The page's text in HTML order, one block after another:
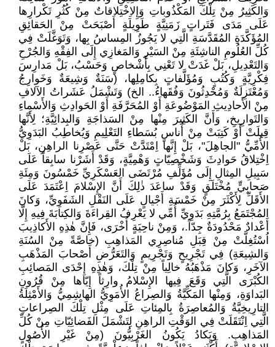
وَالكَثِيرُ مِنْ تِلْكَ المَكْذُوباتِ وَإِلاِخْتِلاقاتٌ مِنْ كُثُرِ تَكْرارِها
عَلَى مَدَى فَتَراتٍ زَمَنِيَّةٍ طَوِيلَةٍ أَصْبَحَتْ مِنْ الحَقائِقِ
المُؤَكَّدَةِ المُقَدَّسَةِ الَّتِي لا يَجُوزُ المِساسُ بِها، وَتَوَغَّلَتْ فِي
كُلِّ العُلُومِ الناشِئَةِ مِنْ السَيْرِ وَالمَغازِي إِلَى الفِقْهِ وَالجُرْحِ
وَالتَعْدِيلِ، بَلْ غَدَتْ لا تَعْنِي بِأَشْخاصٍ وَحَسْبُ، بَلْ مَدارِسَ
فِكْرِيَّةٍ وَكُتُبٍ وَمُؤَلَّفاتٍ بِكامِلِها، (سَنَةٌ وَشِيعَةٌ وَخَوارِجُ
وَمُعْتَزِلَةٌ وَمُحْدِثُونَ وَفُقَهاءُ.. الخ) وَتَشْمَلُ عَشَراتُ الآلافِ
مِنْ الأَحادِيثِ المَوْضُوعَةِ أَوْ المُحَرَّفَةِ أَوْ الحَوادِثِ وَالأَسْماءِ
وَالتَوارِيخِ، وَأَنَّ الكَثِيرَ مِنْها مِنْ السَذاجَةِ وَالبِدائِيَّةِ؛ لِأَنَّها
قِيلَتْ أَوْ كَتِبَتْ مِنْ أُناسٍ بُسَطاءِ التَعْلِيمِ وَيُخاطِبُ البَدَوِيُّ
الأُمِّيُّ "الجاهِلَ"، بَلْ إِنَّها اِمْتَدَّتْ حَتَّى عَصْرِنا الراهِنِ، بَلْ
اِخْتِلاقُ حَوادِثَ وَشَخْصِيّاتٍ وَهْمِيَّةٍ، وَقَدْ أَشَرْنا سابِقاً عَلَى
سَبِيلِ المِثالِ إِلَى مُؤَلِّفِ مُرْتَضَى العَسْكَرِيِّ خَمْسُونَ وَمِئَةِ
صَحابِيٍّ مُخْتَلَقٍ وَقَدْ ساعَدَ ذٰلِكَ أَنَّ الإِسْلامَ اِعْتَمَدَ عَلَى
الأَقَلِّ لِأَكْثَرَ مِنْ خَمْسَةِ أَجْيالٍ عَلَى النَقْلِ الشَفَوِيِّ، وَكانَ
المُجْتَمَعُ بِرُمَّتِهِ بَدَوِيِّ أُمِّي لا يَعْرِفُ القِراءَةَ وَالكِتابَةَ فِيهِ إِلّا
أَعْدادٌ مَحْدُودَةٌ جِدّاً.، وَمِنْ ناحِيَةٍ أُخْرَى، فَإِنَّ هٰذِهِ الأَكاذِيبَ
اُسْتُغِلَّتْ مِنْ قِبَلِ مُناصِرِي المَذاهِبِ (خاصَّةً مِنْ السُنَةِ
وَالشِيعَةِ) فِي تَجْرِيحٍ وَتَجْرِيمٍ وَالتَعَرُّضِ أَصْحابَ المَذْهَبِ
الآخَرِ، وَكانَ مَذْهَبُهُ خالِياً مِنْ تِلْكَ، وَهٰذِهِ إِحْدَى المَصائِبِ
الكُبْرَى الَّتِي وَقَعَ فِيها الإِسْلامُ وارِثاً إِيّاها مِنْ قُرُونِ
البَداوَةِ، وَمِنْها المَكِّيَّةُ وَالصِراعُ الأُمَوِيُّ الهاشِمِيُّ وَالأَمْثِلَةُ
التارِيخِيَّةُ وَالمُعاصِرَةُ بِالمِئاتِ عَلَى مِثْلِ تِلْكَ الصِراعاتِ
الَّتِي اِنْتَقَلَتْ فِي الوَقْتِ الراهِنِ لِتَشْمَلَ الفَضائِيّاتِ مِنْ كُلِّ
المَذاهِبِ. وَيَكادُ يَكُونُ الغَرْبِيُّونَ (مِنْ غَيْرِ الأُصُولِ